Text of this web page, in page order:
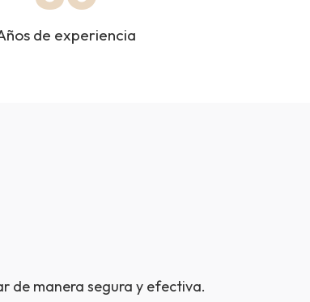
de experiencia
de manera segura y efectiva.